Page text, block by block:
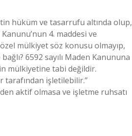
hüküm ve tasarrufu altında olup,
4. maddesi ve
mülkiyet söz konusu olmayıp,
6592 sayılı Maden Kanununa
mülkiyetine tabi değildir.
tarafından işletilebilir.”
aktif olmasa ve işletme ruhsatı